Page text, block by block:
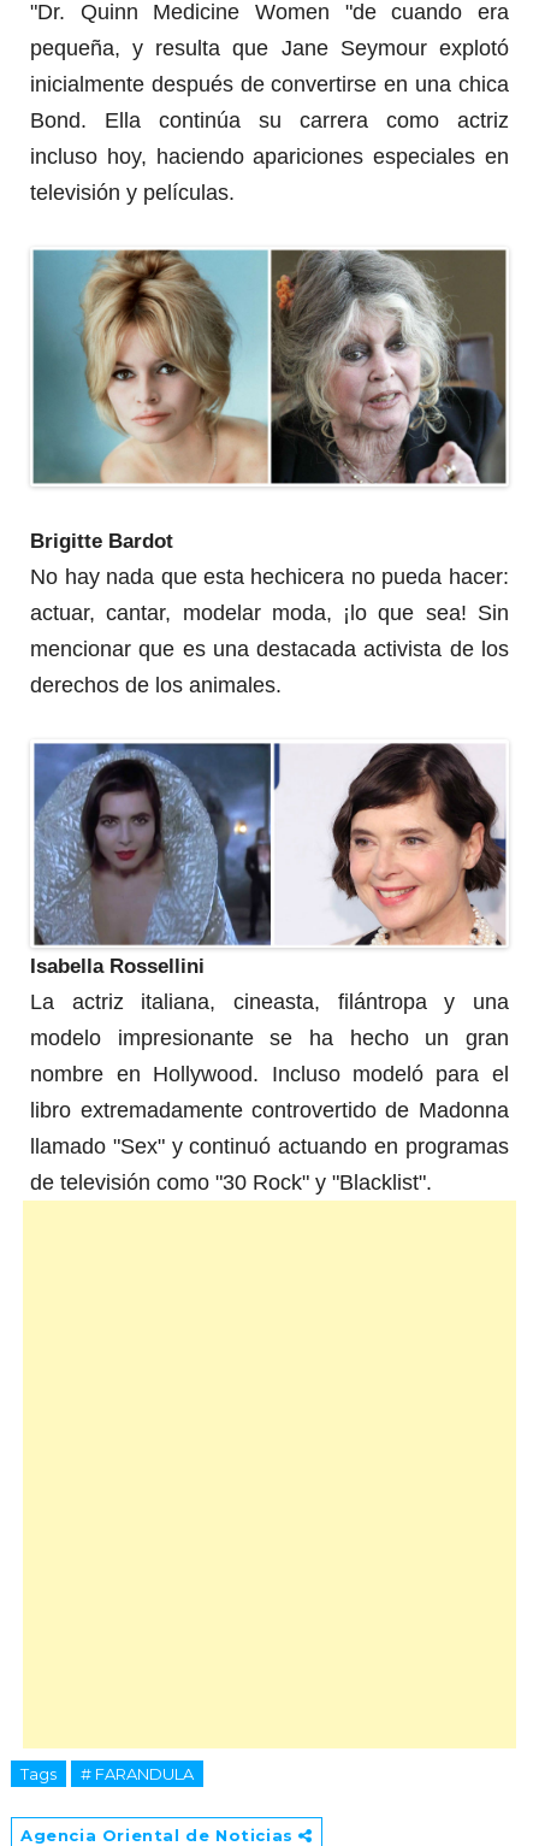
"Dr. Quinn Medicine Women "de cuando era
pequeña, y resulta que Jane Seymour explotó
inicialmente después de convertirse en una chica
Bond. Ella continúa su carrera como actriz
incluso hoy, haciendo apariciones especiales en
televisión y películas.
Brigitte Bardot
No hay nada que esta hechicera no pueda hacer:
actuar, cantar, modelar moda, ¡lo que sea! Sin
mencionar que es una destacada activista de los
derechos de los animales.
Isabella Rossellini
La actriz italiana, cineasta, filántropa y una
modelo impresionante se ha hecho un gran
nombre en Hollywood. Incluso modeló para el
libro extremadamente controvertido de Madonna
llamado "Sex" y continuó actuando en programas
de televisión como "30 Rock" y "Blacklist".
Tags # FARANDULA
Agencia Oriental de Noticias